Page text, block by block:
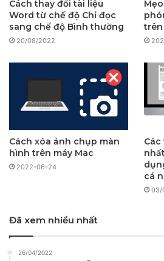
Cách thay đổi tài liệu
Word từ chế độ Chỉ đọc
sang chế độ Bình thường
20/08/2022
trên
Cách xóa ảnh chụp màn
hình trên máy Mac
2022-06-24
cá
03/
Đã xem nhiều nhất
26/04/2022